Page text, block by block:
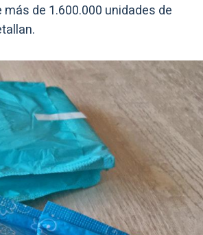
de 1.600.000 unidades de